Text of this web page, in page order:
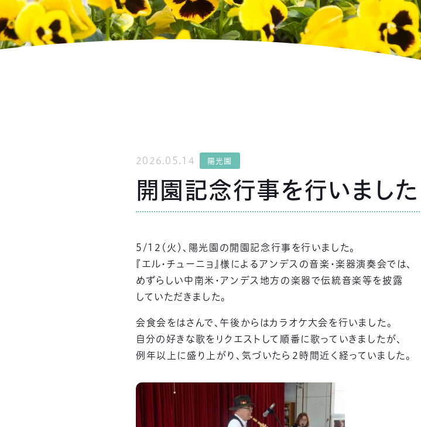
2026.05.14 陽光園
開園記念行事を行いまし
5/12（火）、陽光園の開園記念行事を行いました。
『エル・チューニョ』様によるアンデスの音楽・楽器演奏会では、
めずらしい中南米・アンデス地方の楽器で伝統音楽等を披露
していただきました。
会食会をはさんで、午後からはカラオケ大会を行いました。
自分の好きな歌をリクエストして順番に歌っていきましたが、
例年以上に盛り上がり、気づいたら２時間近く経っていました。